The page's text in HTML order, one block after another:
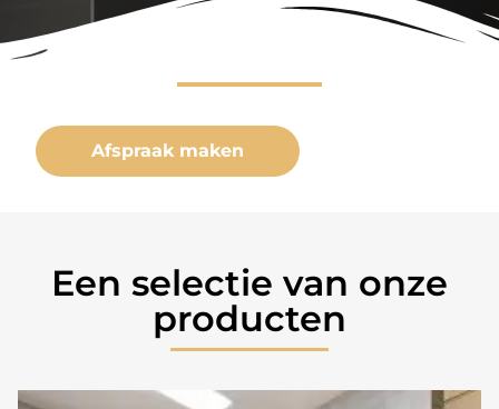
Afspraak maken
Een selectie van onze
producten